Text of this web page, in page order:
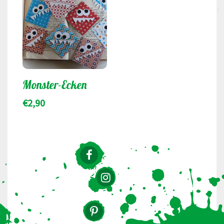
Monster-Ecken
€2,90